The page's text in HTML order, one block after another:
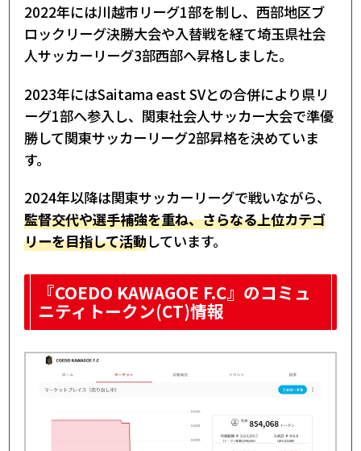
2022年には川越市リーグ1部を制し、西部地区ブ
ロックリーグ決勝大会や入替戦を経て埼玉県社会
人サッカーリーグ3部西部へ昇格しました。
2023年にはSaitama east SVとの合併により県リ
ーグ1部へ参入し、関東社会人サッカー大会で準優
勝して関東サッカーリーグ2部昇格を決めていま
す。
2024年以降は関東サッカーリーグで戦いながら、
監督交代や選手補強を重ね、さらなる上位カテゴ
リーを目指して活動しています。
『COEDO KAWAGOE F.C』のコミュ
ニティトークン(CT)情報